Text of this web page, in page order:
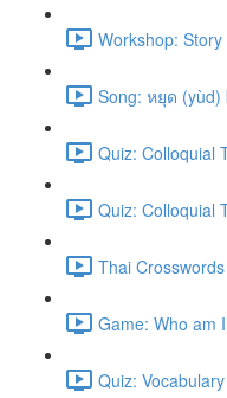
Workshop:
Song: หยุด (yùd)
Quiz: Colloquial
Quiz: Colloquial
Thai
Game: Who am
Quiz: